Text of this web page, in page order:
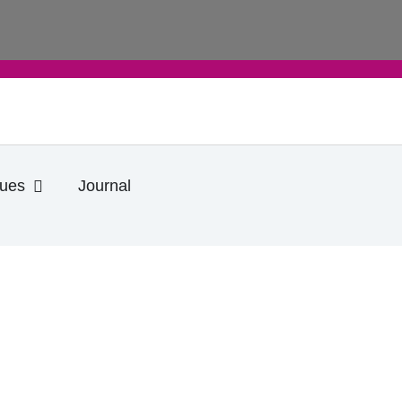
Ouvrir Informations pratiques
Journal